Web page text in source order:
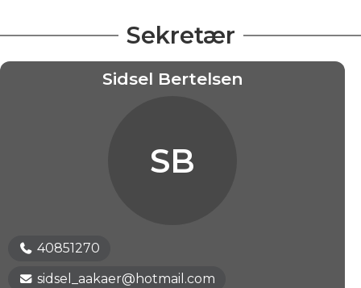
Sekretær
Sidsel Bertelsen
SB
40851270
sidsel_aakaer@hotmail.com